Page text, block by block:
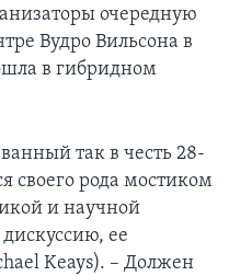
очередную
Вудро Вильсона в
в гибридном
так в честь 28-
своего рода мостиком
и научной
ее
Keays). – Должен